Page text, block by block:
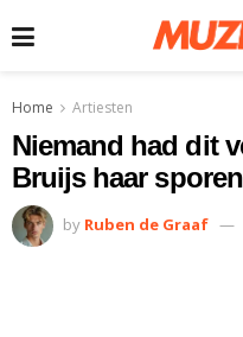
Home Artiesten
Niemand had dit
Bruijs haar
by Ruben de Graaf